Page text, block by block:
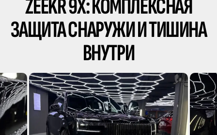
ZEEKR 9X: КОМПЛЕКСНАЯ
ЗАЩИТА СНАРУЖИ И ТИШИНА
ВНУТРИ